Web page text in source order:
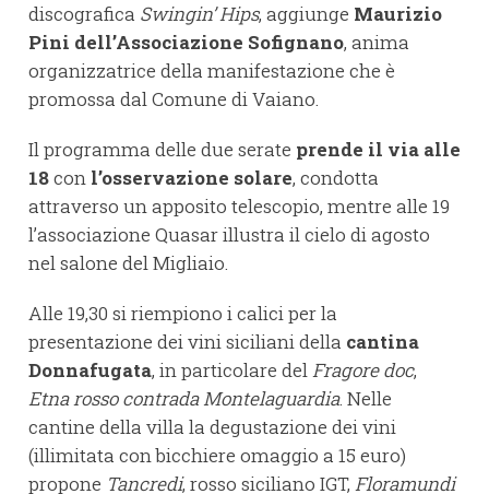
discografica Swingin’ Hips, aggiunge Maurizio
Pini dell’Associazione Sofignano, anima
organizzatrice della manifestazione che è
promossa dal Comune di Vaiano.
Il programma delle due serate prende il via alle
18con l’osservazione solare, condotta
attraverso un apposito telescopio, mentre alle 19
l’associazione Quasar illustra il cielo di agosto
nel salone del Migliaio.
Alle 19,30 si riempiono i calici per la
presentazione dei vini siciliani della cantina
Donnafugata, in particolare delFragore doc,
Etna rosso contrada Montelaguardia. Nelle
cantine della villa la degustazione dei vini
(illimitata con bicchiere omaggio a 15 euro)
propone Tancredi, rosso siciliano IGT, Floramundi